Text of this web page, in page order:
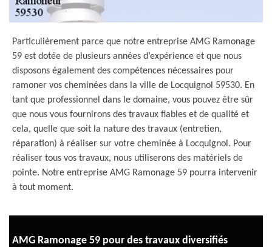
Particulièrement parce que notre entreprise AMG Ramonage
59 est dotée de plusieurs années d’expérience et que nous
disposons également des compétences nécessaires pour
ramoner vos cheminées dans la ville de Locquignol 59530. En
tant que professionnel dans le domaine, vous pouvez être sûr
que nous vous fournirons des travaux fiables et de qualité et
cela, quelle que soit la nature des travaux (entretien,
réparation) à réaliser sur votre cheminée à Locquignol. Pour
réaliser tous vos travaux, nous utiliserons des matériels de
pointe. Notre entreprise AMG Ramonage 59 pourra intervenir
à tout moment.
AMG Ramonage 59 pour des travaux diversifiés